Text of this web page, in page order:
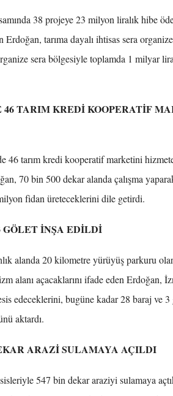
38 projeye 23 milyon liralık hibe
tarıma dayalı ihtisas sera
sera bölgesiyle toplamda 1 milyar
TARIM KREDİ KOOPERATİF
46 tarım kredi kooperatif marketini
70 bin 500 dekar alanda çalışma
fidan üreteceklerini dile getirdi.
İNŞA EDİLDİ
alanda 20 kilometre yürüyüş parkuru
alanı açacaklarını ifade eden Erdoğan,
edeceklerini, bugüne kadar 28 baraj ve
aktardı.
ARAZİ SULAMAYA AÇILDI
547 bin dekar araziyi sulamaya